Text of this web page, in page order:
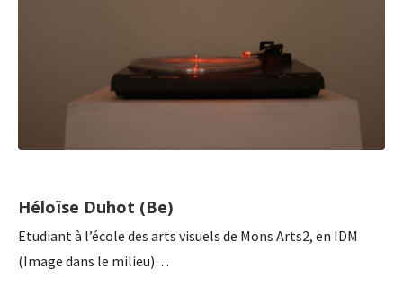
Héloïse Duhot (Be)
Etudiant à l’école des arts visuels de Mons Arts2, en IDM
(Image dans le milieu)…